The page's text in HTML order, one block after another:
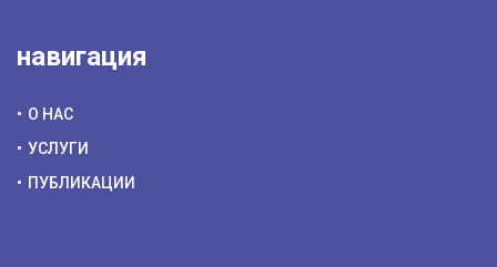
навигация
О НАС
УСЛУГИ
ПУБЛИКАЦИИ